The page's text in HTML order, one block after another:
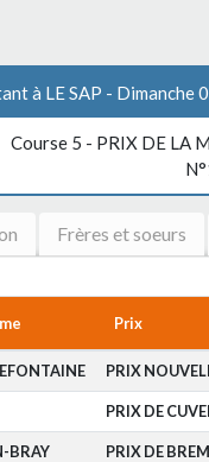
à LE SAP - Dimanche
Course 5 - PRIX DE LA
Frères et soeurs
Prix
PRIX
PRIX DE
BRAY PRIX DE